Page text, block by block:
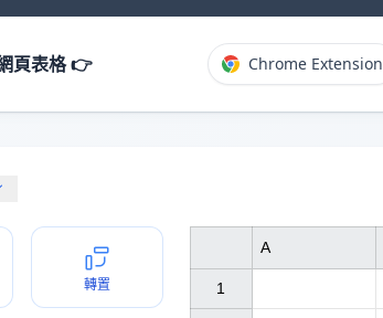
頁表格 👉 Chrome Extension
轉置 1
A